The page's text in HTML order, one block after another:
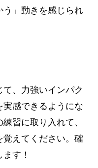
う」動きを感じられ
、力強いインパク
実感できるようにな
習に取り入れて、
えてください。確
す！